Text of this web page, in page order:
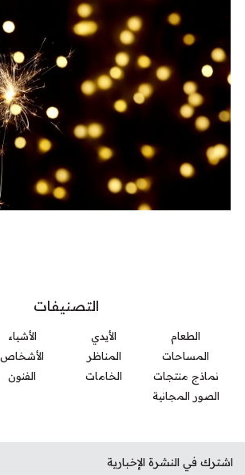
التصنيفات
الطعام الأيدي
الأشياء
المساحات
المناظر
الأشخاص
نماذج منتجات
الخامات
الفنون
الصور المجانية
اشترك في النشرة الإخبارية